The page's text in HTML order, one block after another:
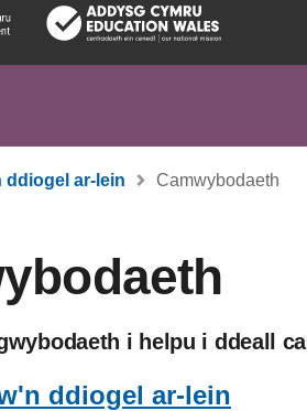
ddiogel ar-lein Camwybodaeth
i helpu i ddeall
ddiogel ar-lein